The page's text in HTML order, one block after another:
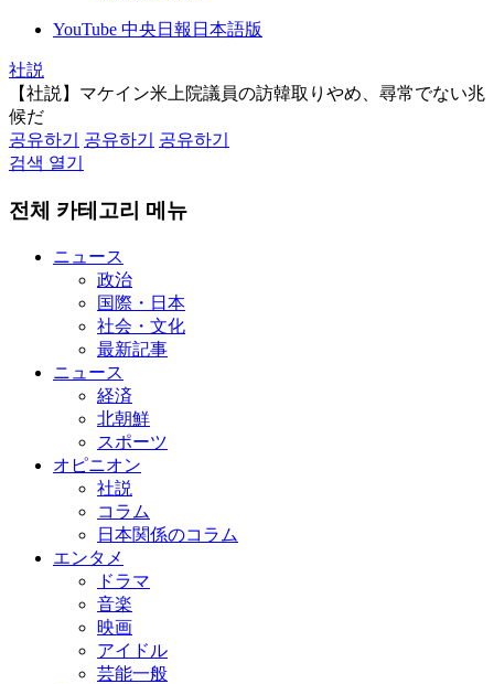
YouTube 中央日報日本語版
社説
【社説】マケイン米上院議員の訪韓取りやめ、尋常でない兆
候だ
공유하기
공유하기
공유하기
검색 열기
전체 카테고리 메뉴
ニュース
政治
国際・日本
社会・文化
最新記事
ニュース
経済
北朝鮮
スポーツ
オピニオン
社説
コラム
日本関係のコラム
エンタメ
ドラマ
音楽
映画
アイドル
芸能一般